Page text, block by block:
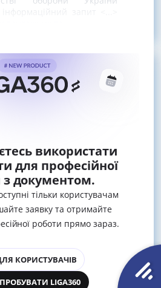
використати
для професійної
з документом.
тільки користувачам
заявку та отримайте
роботи прямо зараз.
КОРИСТУВАЧІВ
LIGA360